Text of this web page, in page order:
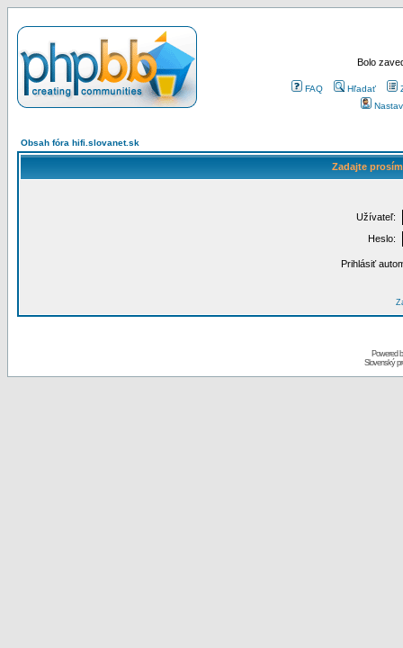
Bolo
FAQ Hľadať
Obsah fóra hifi.slovanet.sk
Zadajte
Užívateľ:
Heslo:
Prihlásiť
Powered
Slovenský